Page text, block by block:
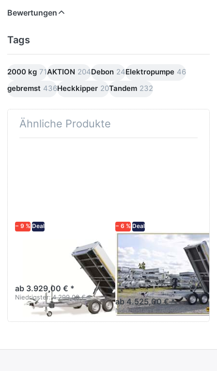
Bewertungen
Tags
2000 kg 71AKTION 204Debon 24Elektropumpe 46
gebremst 436Heckkipper 20Tandem 232
Ähnliche Produkte
− 9 % Deal
Heckkipper 3m Tandem
ab 3.929,00 € *
Niedrigster: 4.299,00 € *
− 6 % Deal
KH 3116E 2700
kg
Heckkipper 2700 kg mit
Elektropumpe
ab 4.525,00 € *
Niedrigster: 4.795,00 € *